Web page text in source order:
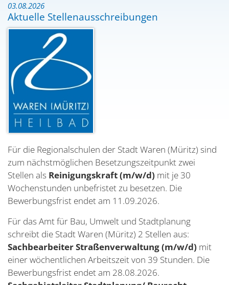
03.08.2026
Aktuelle Stellenausschreibungen
Für die Regionalschulen der Stadt Waren (Müritz) sind
zum nächstmöglichen Besetzungszeitpunkt zwei
Stellen als Reinigungskraft (m/w/d) mit je 30
Wochenstunden unbefristet zu besetzen. Die
Bewerbungsfrist endet am 11.09.2026.
Für das Amt für Bau, Umwelt und Stadtplanung
schreibt die Stadt Waren (Müritz) 2 Stellen aus:
Sachbearbeiter Straßenverwaltung (m/w/d) mit
einer wöchentlichen Arbeitszeit von 39 Stunden. Die
Bewerbungsfrist endet am 28.08.2026.